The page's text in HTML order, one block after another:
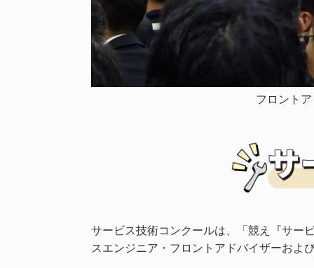
フロント
サービス技術コンクールは、「競え『サー
スエンジニア・フロントアドバイザーおよ